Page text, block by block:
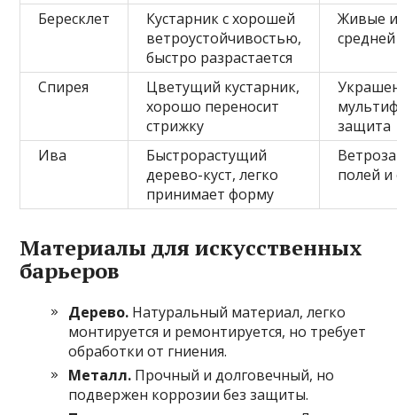
Бересклет
Кустарник с хорошей
ветроустойчивостью,
быстро разрастается
Живые
Спирея
Цветущий кустарник,
хорошо переносит
стрижку
защита
Ива
Быстрорастущий
дерево-куст, легко
принимает форму
полей
Материалы для искусственных
барьеров
Дерево. Натуральный материал, легко
монтируется и ремонтируется, но требует
обработки от гниения.
Металл. Прочный и долговечный, но
подвержен коррозии без защиты.